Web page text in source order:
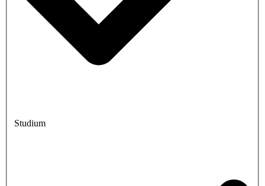
Studium